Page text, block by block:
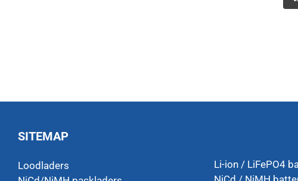
SITEMAP
Loodladers
Li-ion / LiFePO4